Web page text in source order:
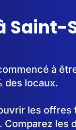
Saint-
à
des locaux.
les offres
Comparez les